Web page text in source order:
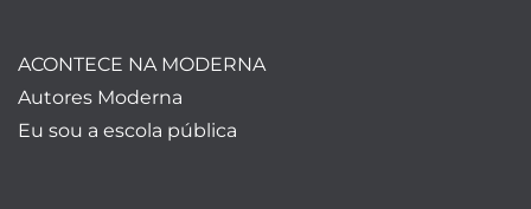
ACONTECE NA MODERNA
Autores Moderna
Eu sou a escola pública